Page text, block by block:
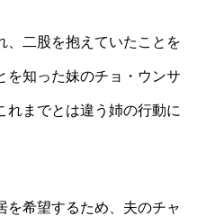
、二股を抱えていたことを
を知った妹のチョ・ウンサ
れまでとは違う姉の行動に
を希望するため、夫のチャ